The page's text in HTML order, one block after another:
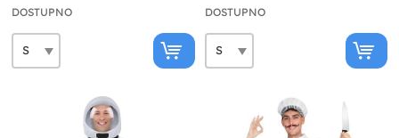
DOSTUPNO DOSTUPNO